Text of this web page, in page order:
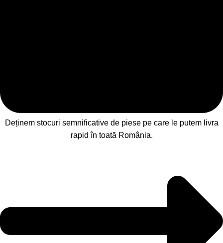
Deținem stocuri semnificative de piese pe care le putem livra
rapid în toată România.